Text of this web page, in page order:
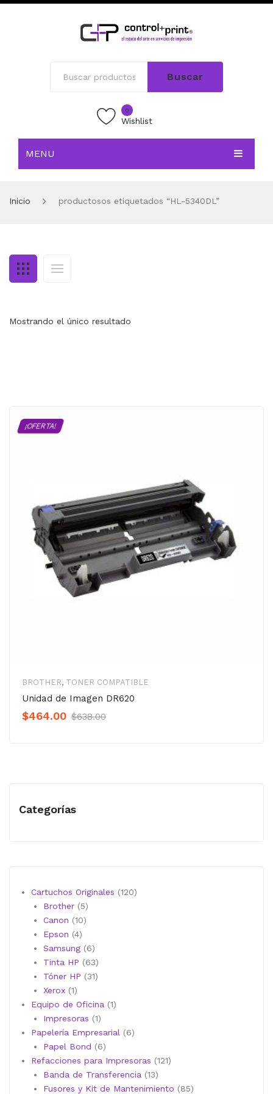
Buscar
0
Wishlist
MENU
TIENDA
CONTACTO
MI CUENTA
Inicio productosos etiquetados “HL-5340DL”
Mostrando el único resultado
¡OFERTA!
BROTHER, TONER COMPATIBLE
Unidad de Imagen DR620
$638.00Original
$464.00
Current
Categorías
Cartuchos Originales 120120
Brother 55
productos
Canon 1010
Epson 44
productos
Samsung 66
productos
Tinta HP 6363
productos
Tóner HP 3131
Xerox 11
producto
Equipo de Oficina 11
Impresoras 11
producto
Papelería Empresarial 66
Papel Bond 66
productos
Refacciones para Impresoras 121121
Banda de Transferencia 1313
productos
Fusores y Kit de Mantenimiento 8585